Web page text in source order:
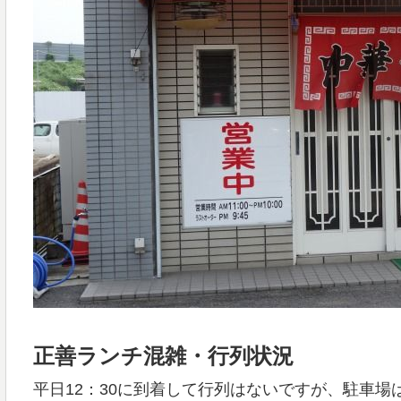
正善ランチ混雑・行列状況
平日12：30に到着して行列はないですが、駐車場